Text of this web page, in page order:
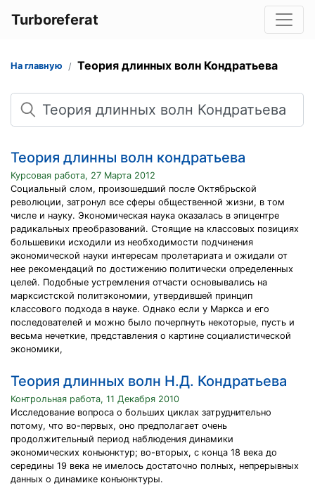
Turboreferat
На главную Теория длинных волн Кондратьева
Поиск
Теория длинны волн кондратьева
Курсовая работа, 27 Марта 2012
Социальный слом, произошедший после Октябрьской
революции, затронул все сферы общественной жизни, в том
числе и науку. Экономическая наука оказалась в эпицентре
радикальных преобразований. Стоящие на классовых позициях
большевики исходили из необходимости подчинения
экономической науки интересам пролетариата и ожидали от
нее рекомендаций по достижению политически определенных
целей. Подобные устремления отчасти основывались на
марксистской политэкономии, утвердившей принцип
классового подхода в науке. Однако если у Маркса и его
последователей и можно было почерпнуть некоторые, пусть и
весьма нечеткие, представления о картине социалистической
экономики,
Теория длинных волн Н.Д. Кондратьева
Контрольная работа, 11 Декабря 2010
Исследование вопроса о больших циклах затруднительно
потому, что во-первых, оно предполагает очень
продолжительный период наблюдения динамики
экономических конъюнктур; во-вторых, с конца 18 века до
середины 19 века не имелось достаточно полных, непрерывных
данных о динамике конъюнктуры.